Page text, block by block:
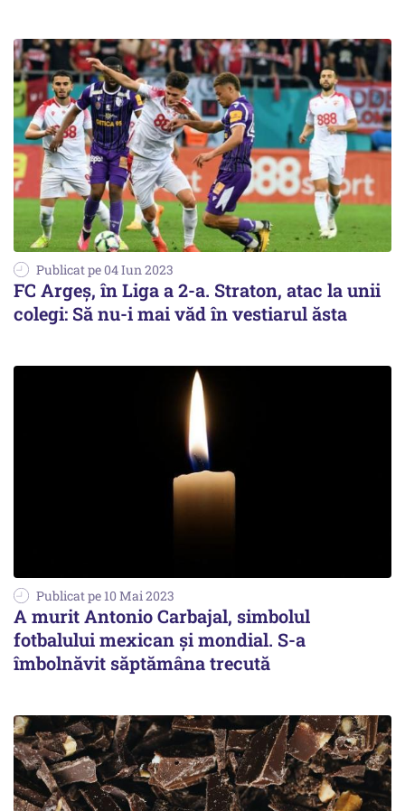
Publicat pe 04 Iun 2023
FC Argeș, în Liga a 2-a. Straton, atac la unii
colegi: Să nu-i mai văd în vestiarul ăsta
Publicat pe 10 Mai 2023
A murit Antonio Carbajal, simbolul
fotbalului mexican și mondial. S-a
îmbolnăvit săptămâna trecută